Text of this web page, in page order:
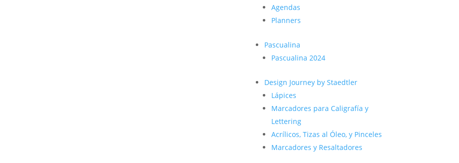
Agendas
Planners
Pascualina
Pascualina 2024
Design Journey by Staedtler
Lápices
Marcadores para Caligrafía y
Lettering
Acrílicos, Tizas al Óleo, y Pinceles
Marcadores y Resaltadores